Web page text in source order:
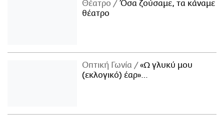
Θέατρο
Όσα ζούσαμε, τα κάναμε
θέατρο
Οπτική Γωνία
«Ω γλυκύ μου
(εκλογικό) έαρ»…